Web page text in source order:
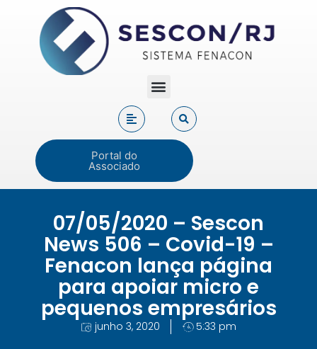
Portal do
Associado
07/05/2020 – Sescon
News 506 – Covid-19 –
Fenacon lança página
para apoiar micro e
pequenos empresários
junho 3, 2020 5:33 pm